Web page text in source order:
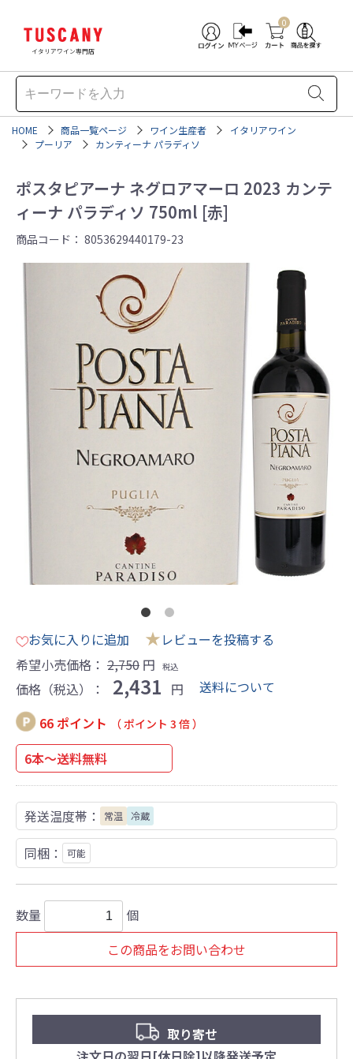
イタリアワイン専門店
0
HOME 商品一覧ページ ワイン生産者
イタリアワイン
プーリア
カンティーナ パラディソ
ポスタピアーナ ネグロアマーロ 2023 カンテ
ィーナ パラディソ 750ml [赤]
商品コード： 8053629440179-23
お気に入りに追加 ★レビューを投稿する
希望小売価格： 2,750 円 税込
価格（税込）： 2,431 円
送料について
66 ポイント
（ ポイント 3 倍 ）
6本～送料無料
発送温度帯： 常温 冷蔵
同梱： 可能
数量
個
この商品をお問い合わせ
取り寄せ